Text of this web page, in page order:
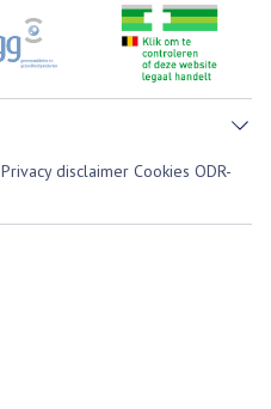
Privacy disclaimer Cookies ODR-